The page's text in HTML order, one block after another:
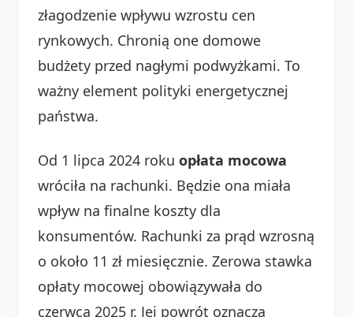
złagodzenie wpływu wzrostu cen
rynkowych. Chronią one domowe
budżety przed nagłymi podwyżkami. To
ważny element polityki energetycznej
państwa.
Od 1 lipca 2024 roku opłata mocowa
wróciła na rachunki. Będzie ona miała
wpływ na finalne koszty dla
konsumentów. Rachunki za prąd wzrosną
o około 11 zł miesięcznie. Zerowa stawka
opłaty mocowej obowiązywała do
czerwca 2025 r. Jej powrót oznacza